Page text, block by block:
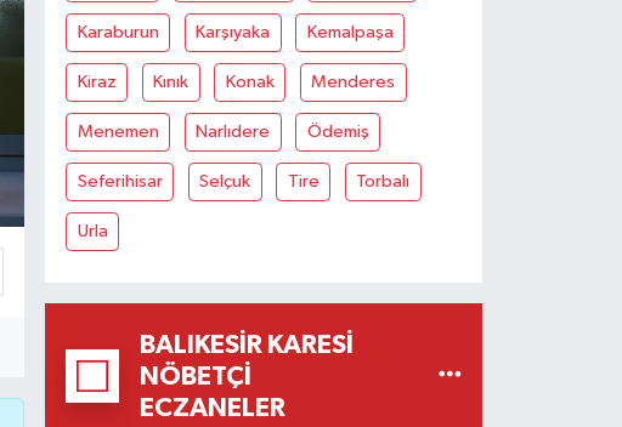
Karaburun Karşıyaka Kemalpaşa
Kiraz Kınık Konak Menderes
Menemen Narlıdere Ödemiş
Seferihisar Selçuk Tire Torbalı
Urla
BALIKESIR KARESI
NÖBETÇI
ECZANELER